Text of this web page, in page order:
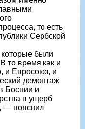
то есть
Сербской
которые были
то время как и
и Евросоюз, и
демонтаж
Боснии и
в ущерб
— пояснил